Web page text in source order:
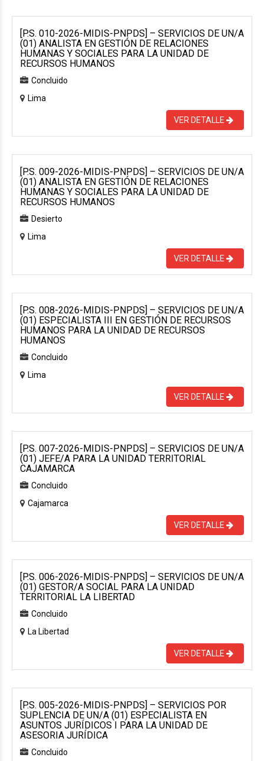
[P.S. 010-2026-MIDIS-PNPDS] – SERVICIOS DE UN/A
(01) ANALISTA EN GESTIÓN DE RELACIONES
HUMANAS Y SOCIALES PARA LA UNIDAD DE
RECURSOS HUMANOS
Concluido
Lima
VER DETALLE
[P.S. 009-2026-MIDIS-PNPDS] – SERVICIOS DE UN/A
(01) ANALISTA EN GESTIÓN DE RELACIONES
HUMANAS Y SOCIALES PARA LA UNIDAD DE
RECURSOS HUMANOS
Desierto
Lima
VER DETALLE
[P.S. 008-2026-MIDIS-PNPDS] – SERVICIOS DE UN/A
(01) ESPECIALISTA III EN GESTIÓN DE RECURSOS
HUMANOS PARA LA UNIDAD DE RECURSOS
HUMANOS
Concluido
Lima
VER DETALLE
[P.S. 007-2026-MIDIS-PNPDS] – SERVICIOS DE UN/A
(01) JEFE/A PARA LA UNIDAD TERRITORIAL
CAJAMARCA
Concluido
Cajamarca
VER DETALLE
[P.S. 006-2026-MIDIS-PNPDS] – SERVICIOS DE UN/A
(01) GESTOR/A SOCIAL PARA LA UNIDAD
TERRITORIAL LA LIBERTAD
Concluido
La Libertad
VER DETALLE
[P.S. 005-2026-MIDIS-PNPDS] – SERVICIOS POR
SUPLENCIA DE UN/A (01) ESPECIALISTA EN
ASUNTOS JURÍDICOS I PARA LA UNIDAD DE
ASESORIA JURÍDICA
Concluido